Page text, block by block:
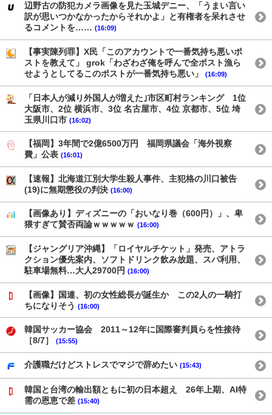
辺野古の防犯カメラ画像を見た玉城デニー、「うまい言い
訳が思いつかなかったからそれかよ」と有権者を呆れさせ
るコメントを…… (16:09)
【事実陳列罪】X民「このアカウントで一番気持ち悪いポ
ストを教えて」 grok「わざわざ俺を呼んで全ポスト漁ら
せようとしてるこのポストが一番気持ち悪い」
(16:09)
「日本人が減り外国人が増えた｣市区町村ランキング 1位
大阪市、2位 横浜市、3位 名古屋市、4位 京都市、5位 埼
玉県川口市 (16:02)
【福岡】3年間で2億6500万円 福岡県議会「海外視察
費」公表 (16:01)
【速報】北海道江別大学生殺人事件、主犯格の川口被告
(19)に無期懲役の判決 (16:00)
【画像あり】ディズニーの「おいなり巻（600円）」、卑
猥すぎて賛否両論ｗｗｗｗｗ (16:00)
【ジャングリア沖縄】「ロイヤルチケット」発売、アトラ
クション優先案内、ソフトドリンク飲み放題、スパ利用、
駐車場無料…大人29700円 (16:00)
【画像】国連、初の女性総長が誕生か この2人の一騎打
ちになりそう (16:00)
韓国サッカー協会 2011～12年に国際審判員らを性接待
［8/7］
(15:55)
介護職だけどストレスでマジで辞めたい (15:43)
韓国と台湾の輸出額ともに初の日本超え 26年上期、AI特
需の恩恵で差 (15:40)